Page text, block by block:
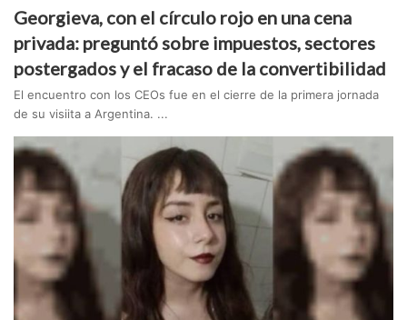
Georgieva, con el círculo rojo en una cena
privada: preguntó sobre impuestos, sectores
postergados y el fracaso de la convertibilidad
El encuentro con los CEOs fue en el cierre de la primera jornada
de su visiita a Argentina. ...